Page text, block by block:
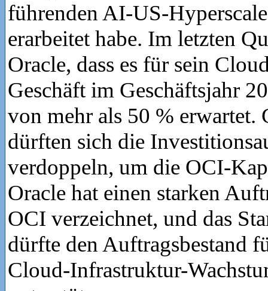
führenden AI-US-
erarbeitet habe. Im letzten
Oracle, dass es für sein
Geschäft im Geschäftsjahr
von mehr als 50 % erwartet.
dürften sich die
verdoppeln, um die OCI-
Oracle hat einen starken
OCI verzeichnet, und das
dürfte den Auftragsbestand
Cloud-Infrastruktur-